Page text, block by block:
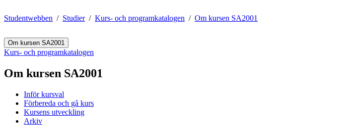
Studentwebben Studier Kurs- och programkatalogen Om kursen SA2001
Om kursen SA2001
Kurs- och programkatalogen
Om kursen SA2001
Inför kursval
Förbereda och gå kurs
Kursens utveckling
Arkiv